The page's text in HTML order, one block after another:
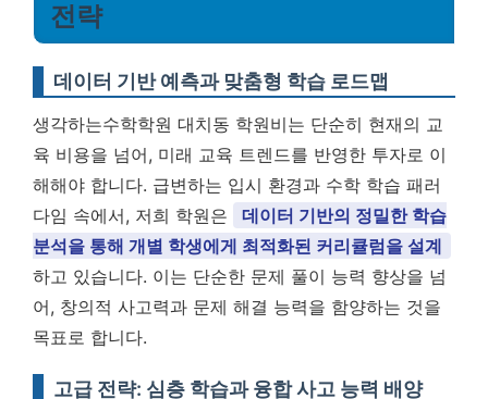
전략
데이터 기반 예측과 맞춤형 학습 로드맵
생각하는수학학원 대치동 학원비는 단순히 현재의 교
육 비용을 넘어, 미래 교육 트렌드를 반영한 투자로 이
해해야 합니다. 급변하는 입시 환경과 수학 학습 패러
다임 속에서, 저희 학원은
데이터 기반의 정밀한 학습
분석을 통해 개별 학생에게 최적화된 커리큘럼을 설계
하고 있습니다. 이는 단순한 문제 풀이 능력 향상을 넘
어, 창의적 사고력과 문제 해결 능력을 함양하는 것을
목표로 합니다.
고급 전략: 심층 학습과 융합 사고 능력 배양